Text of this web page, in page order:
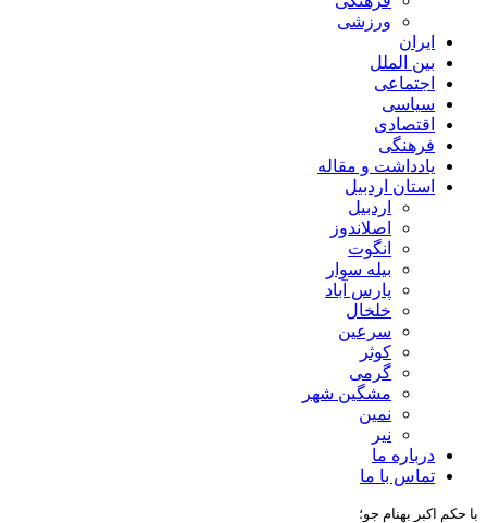
ورزشی
ایران
بین الملل
اجتماعی
سیاسی
اقتصادی
فرهنگی
یادداشت و مقاله
استان اردبیل
اردبیل
اصلاندوز
انگوت
بیله سوار
پارس آباد
خلخال
سرعین
کوثر
گرمی
مشگین شهر
نمین
نیر
درباره ما
تماس با ما
با حکم اکبر بهنام جو؛